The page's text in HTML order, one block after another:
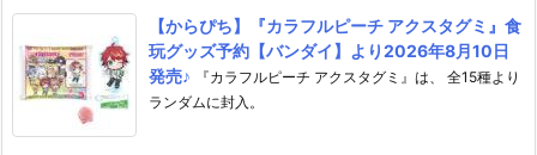
【からぴち】『カラフルピーチ アクスタグミ』食
玩グッズ予約【バンダイ】より2026年8月10日
発売♪
『カラフルピーチ アクスタグミ』は、 全15種より
ランダムに封入。